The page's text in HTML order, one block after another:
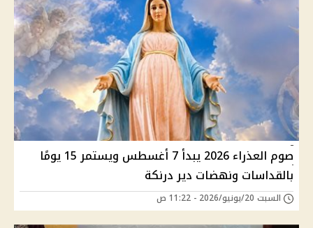
صوم العذراء 2026 يبدأ 7 أغسطس ويستمر 15 يومًا
بالقداسات ونهضات دير درنكة
السبت 20/يونيو/2026 - 11:22 ص